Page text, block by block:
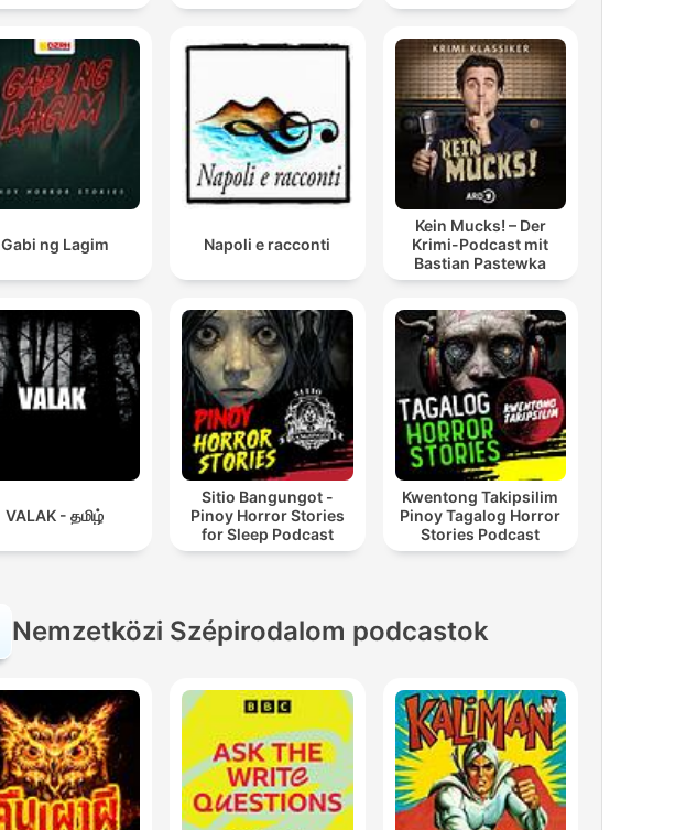
Gabi ng Lagim Napoli e racconti
Kein Mucks! – Der
Krimi-Podcast mit
Bastian Pastewka
VALAK - தமிழ்
Sitio Bangungot -
Pinoy Horror Stories
for Sleep Podcast
Kwentong Takipsilim
Pinoy Tagalog Horror
Stories Podcast
Nemzetközi Szépirodalom podcastok